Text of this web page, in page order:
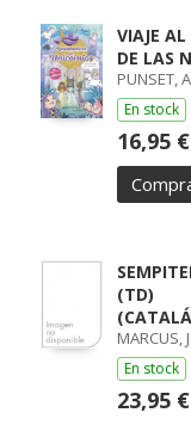
VIAJE AL
DE LAS
PUNSET,
En stock
16,95 €
(TD)
MARCUS,
En stock
23,95 €